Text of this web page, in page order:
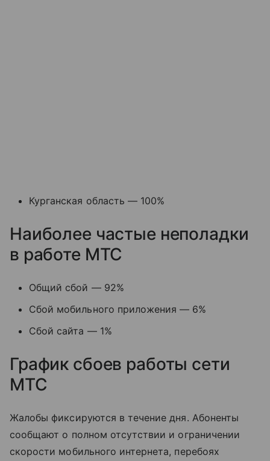
Курганская область — 100%
Наиболее частые неполадки
в работе МТС
Общий сбой — 92%
Сбой мобильного приложения — 6%
Сбой сайта — 1%
График сбоев работы сети
МТС
Жалобы фиксируются в течение дня. Абоненты
сообщают о полном отсутствии и ограничении
скорости мобильного интернета, перебоях